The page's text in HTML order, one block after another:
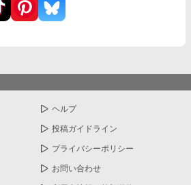
ヘルプ
投稿ガイドライン
プライバシーポリシー
お問い合わせ